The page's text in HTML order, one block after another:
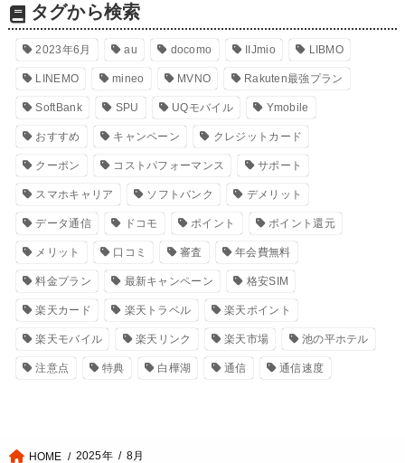
タグから検索
2023年6月 au docomo IIJmio LIBMO
LINEMO mineo MVNO Rakuten最強プラン
SoftBank SPU UQモバイル Ymobile
おすすめ キャンペーン クレジットカード
クーポン コストパフォーマンス サポート
スマホキャリア ソフトバンク デメリット
データ通信 ドコモ ポイント ポイント還元
メリット 口コミ 審査 年会費無料
料金プラン 最新キャンペーン 格安SIM
楽天カード 楽天トラベル 楽天ポイント
楽天モバイル 楽天リンク 楽天市場 池の平ホテル
注意点 特典 白樺湖 通信 通信速度
HOME 2025年 8月